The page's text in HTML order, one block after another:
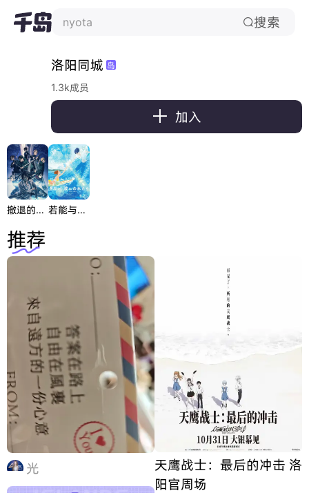
nyota 搜索
洛阳同城 岛
1.3k成员
 加入
撤退的矮人ONLY 若能与你共乘海浪之上
推荐
光
天鹰战士：最后的冲击 洛
阳官周场